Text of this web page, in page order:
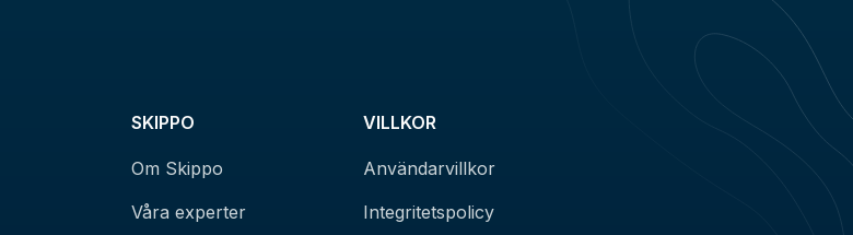
SKIPPO
Om Skippo
Våra experter
VILLKOR
Användarvillkor
Integritetspolicy